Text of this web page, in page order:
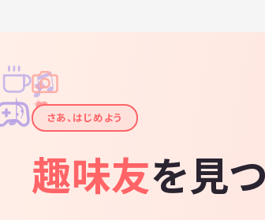
✦
✦
✧
✧
♪
♫
さあ、はじめよう
趣味友を見